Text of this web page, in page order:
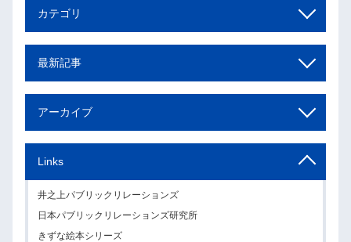
カテゴリ
最新記事
アーカイブ
Links
井之上パブリックリレーションズ
日本パブリックリレーションズ研究所
きずな絵本シリーズ